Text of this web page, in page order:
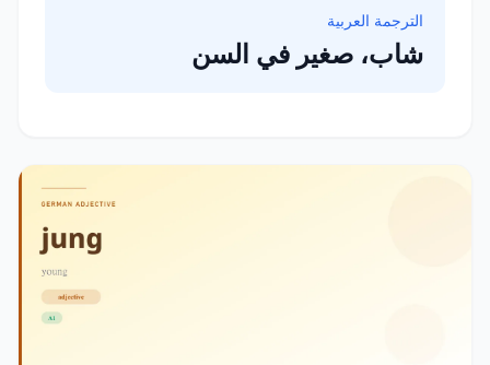
الترجمة العربية
شاب، صغير في السن